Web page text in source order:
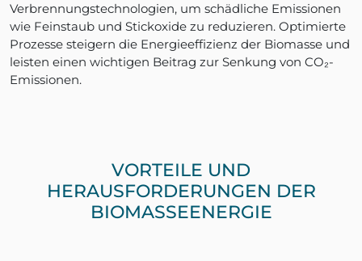
Verbrennungstechnologien, um schädliche Emissionen
wie Feinstaub und Stickoxide zu reduzieren. Optimierte
Prozesse steigern die Energieeffizienz der Biomasse und
leisten einen wichtigen Beitrag zur Senkung von CO₂-
Emissionen.
VORTEILE UND
HERAUSFORDERUNGEN DER
BIOMASSEENERGIE